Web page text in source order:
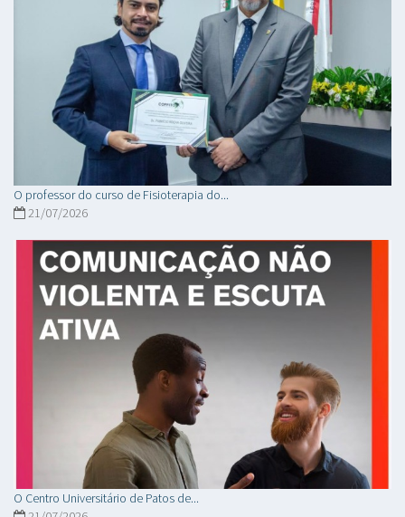
O professor do curso de Fisioterapia do...
21/07/2026
O Centro Universitário de Patos de...